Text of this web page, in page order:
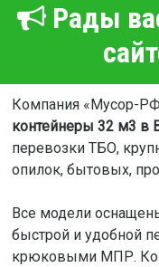
Рады
Компания «Мусор-
контейнеры 32 м3 в
перевозки ТБО,
опилок, бытовых,
Все модели
быстрой и удобной
крюковыми МПР.